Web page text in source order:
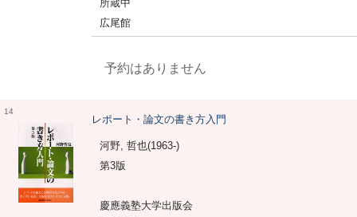
所蔵中
広尾館
予約はありません
14
レポート・論文の書き方入門
河野, 哲也(1963-)
第3版
慶應義塾大学出版会